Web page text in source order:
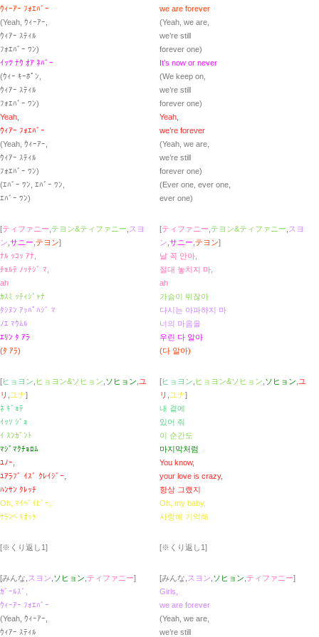
ｳｨｰｱｰ ﾌｫｴﾊﾞｰ
(Yeah, ｳｨｰｱｰ,
ｳｨｱｰ ｽﾃｨﾙ
ﾌｫｴﾊﾞｰ ﾜﾝ)
ｲｯﾂ ﾅｳ ｵｱ ﾈﾊﾞｰ
(ｳｨｰ ｷｰﾎﾟﾝ,
ｳｨｱｰ ｽﾃｨﾙ
ﾌｫｴﾊﾞｰ ﾜﾝ)
Yeah,
ｳｨｱｰ ﾌｫｴﾊﾞｰ
(Yeah, ｳｨｰｱｰ,
ｳｨｱｰ ｽﾃｨﾙ
ﾌｫｴﾊﾞｰ ﾜﾝ)
(ｴﾊﾞｰ ﾜﾝ, ｴﾊﾞｰ ﾜﾝ,
ｴﾊﾞｰ ﾜﾝ)
[ティファニー テヨン&ティファニー スヨ
ン サニー テヨン]
ﾅﾙ ｯｺｯ ｱﾅ,
ﾁｮﾙﾃ ﾉｯﾁｼﾞ ﾏ,
ah
ｶｽﾐ ｯﾃｨｼﾞｬﾅ
ﾀｼﾇﾝ ｱｯﾊﾟﾊｼﾞ ﾏ
ﾉｴ ﾏｳﾑﾙ
ｴﾘﾝ ﾀ ｱﾗ
(ﾀ ｱﾗ)
[ヒョヨン ヒョヨン&ソヒョン ソヒョン ユ
リ
ユナ]
ﾈ ｷﾞｮﾃ
ｲｯｿ ｼﾞｮ
ｲ ｽﾝｶﾞﾝﾄ
ﾏｼﾞﾏｸﾁｮﾛﾑ
ﾕﾉｰ,
ﾕｱﾗﾌﾞ ｲｽﾞ ｸﾚｲｼﾞｰ,
ﾊﾝｻﾝ ｸﾚｯﾁ
Oh, ﾏｲﾍﾞｲﾋﾞｰ,
ｻﾗﾝﾍ ｷｵｯｹ
[※くり返し1]
[みんな, スヨン ソヒョン ティファニー]
ｶﾞｰﾙｽﾞ,
ｳｨｰｱｰ ﾌｫｴﾊﾞｰ
(Yeah, ｳｨｰｱｰ,
ｳｨｱｰ ｽﾃｨﾙ
we are forever
(Yeah, we are,
we’re still
forever one)
It’s now or never
(We keep on,
we’re still
forever one)
Yeah,
we’re forever
(Yeah, wе are,
we’re still
forеver one)
(Ever one, ever one,
ever one)
[ティファニー テヨン&ティファニー スヨ
ン サニー テヨン]
날 꼭 안아,
절대 놓치지 마,
ah
가슴이 뛰잖아
다시는 아파하지 마
너의 마음을
우린 다 알아
(다 알아)
[ヒョヨン ヒョヨン&ソヒョン ソヒョン ユ
リ
ユナ]
내 곁에
있어 줘
이 순간도
마지막처럼
You know,
your love is crazy,
항상 그랬지
Oh, my baby,
사랑해 기억해
[※くり返し1]
[みんな, スヨン ソヒョン ティファニー]
Girls,
we are forever
(Yeah, we are,
we’re still